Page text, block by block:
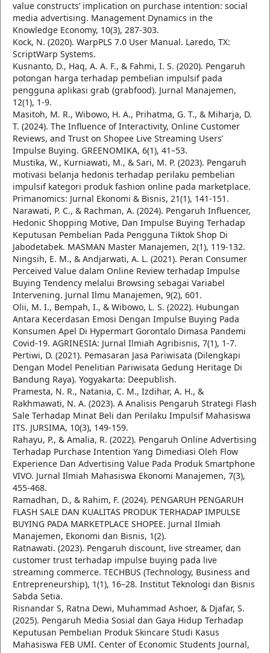
value constructs’ implication on purchase intention: social
media advertising. Management Dynamics in the
Knowledge Economy, 10(3), 287-303.
Kock, N. (2020). WarpPLS 7.0 User Manual. Laredo, TX:
ScriptWarp Systems.
Kusnanto, D., Haq, A. A. F., & Fahmi, I. S. (2020). Pengaruh
potongan harga terhadap pembelian impulsif pada
pengguna aplikasi grab (grabfood). Jurnal Manajemen,
12(1), 1-9.
Masitoh, M. R., Wibowo, H. A., Prihatma, G. T., & Miharja, D.
T. (2024). The Influence of Interactivity, Online Customer
Reviews, and Trust on Shopee Live Streaming Users’
Impulse Buying. GREENOMIKA, 6(1), 41–53.
Mustika, W., Kurniawati, M., & Sari, M. P. (2023). Pengaruh
motivasi belanja hedonis terhadap perilaku pembelian
impulsif kategori produk fashion online pada marketplace.
Primanomics: Jurnal Ekonomi & Bisnis, 21(1), 141-151.
Narawati, P. C., & Rachman, A. (2024). Pengaruh Influencer,
Hedonic Shopping Motive, Dan Impulse Buying Terhadap
Keputusan Pembelian Pada Pengguna Tiktok Shop Di
Jabodetabek. MASMAN Master Manajemen, 2(1), 119-132.
Ningsih, E. M., & Andjarwati, A. L. (2021). Peran Consumer
Perceived Value dalam Online Review terhadap Impulse
Buying Tendency melalui Browsing sebagai Variabel
Intervening. Jurnal Ilmu Manajemen, 9(2), 601.
Olii, M. I., Bempah, I., & Wibowo, L. S. (2022). Hubungan
Antara Kecerdasan Emosi Dengan Impulse Buying Pada
Konsumen Apel Di Hypermart Gorontalo Dimasa Pandemi
Covid-19. AGRINESIA: Jurnal Ilmiah Agribisnis, 7(1), 1-7.
Pertiwi, D. (2021). Pemasaran Jasa Pariwisata (Dilengkapi
Dengan Model Penelitian Pariwisata Gedung Heritage Di
Bandung Raya). Yogyakarta: Deepublish.
Pramesta, N. R., Natania, C. M., Izdihar, A. H., &
Rakhmawati, N. A. (2023). A Analisis Pengaruh Strategi Flash
Sale Terhadap Minat Beli dan Perilaku Impulsif Mahasiswa
ITS. JURSIMA, 10(3), 149-159.
Rahayu, P., & Amalia, R. (2022). Pengaruh Online Advertising
Terhadap Purchase Intention Yang Dimediasi Oleh Flow
Experience Dan Advertising Value Pada Produk Smartphone
VIVO. Jurnal Ilmiah Mahasiswa Ekonomi Manajemen, 7(3),
455-468.
Ramadhan, D., & Rahim, F. (2024). PENGARUH PENGARUH
FLASH SALE DAN KUALITAS PRODUK TERHADAP IMPULSE
BUYING PADA MARKETPLACE SHOPEE. Jurnal Ilmiah
Manajemen, Ekonomi dan Bisnis, 1(2).
Ratnawati. (2023). Pengaruh discount, live streamer, dan
customer trust terhadap impulse buying pada live
streaming commerce. TECHBUS (Technology, Business and
Entrepreneurship), 1(1), 16–28. Institut Teknologi dan Bisnis
Sabda Setia.
Risnandar S, Ratna Dewi, Muhammad Ashoer, & Djafar, S.
(2025). Pengaruh Media Sosial dan Gaya Hidup Terhadap
Keputusan Pembelian Produk Skincare Studi Kasus
Mahasiswa FEB UMI. Center of Economic Students Journal,